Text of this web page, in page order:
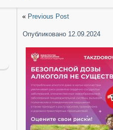
« Previous Post
Опубликовано 12.09.2024